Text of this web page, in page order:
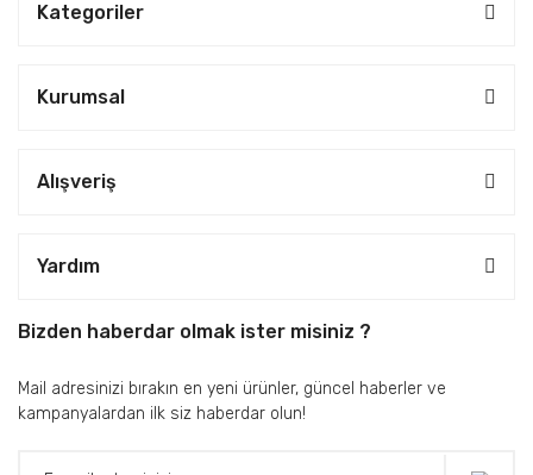
Kategoriler
Kurumsal
Alışveriş
Yardım
Bizden haberdar olmak ister misiniz ?
Mail adresinizi bırakın en yeni ürünler, güncel haberler ve
kampanyalardan ilk siz haberdar olun!